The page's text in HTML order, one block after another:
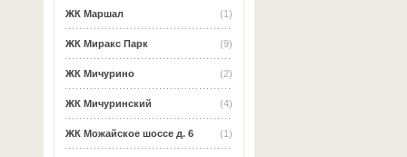
(1)
ЖК Маршал
(9)
ЖК Миракс Парк
(2)
ЖК Мичурино
(4)
ЖК Мичуринский
(1)
ЖК Можайское шоссе д. 6